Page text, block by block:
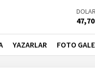
DOLAR
BIST-
YAZARLAR FOTO